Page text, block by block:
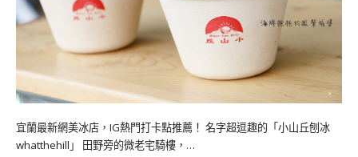
宜蘭最新網美冰店，IG熱門打卡點推薦！ 名字超逗趣的「小山丘刨冰
whatthehill」 田野旁的微老宅騎樓，…